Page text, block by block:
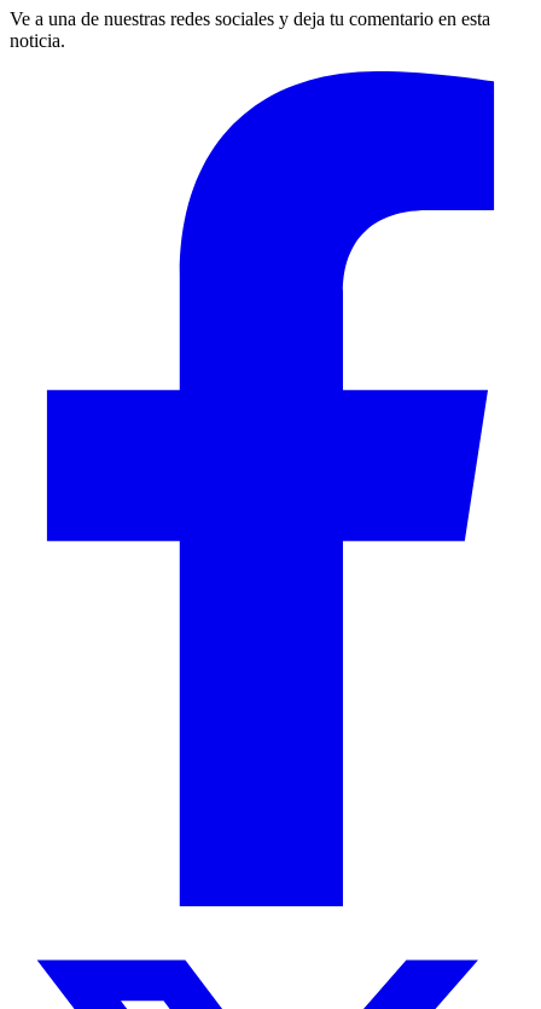
Ve a una de nuestras redes sociales y deja tu comentario en esta
noticia.